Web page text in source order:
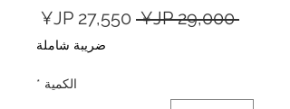
‏29,000 JP¥
سعر
عادي
البيعضريبة شاملة
الكمية *